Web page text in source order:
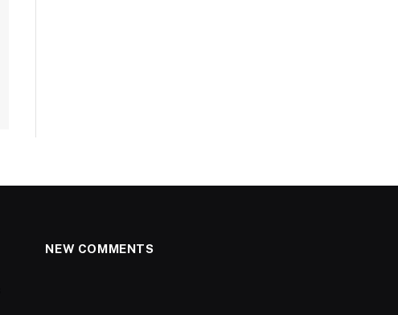
NEW COMMENTS